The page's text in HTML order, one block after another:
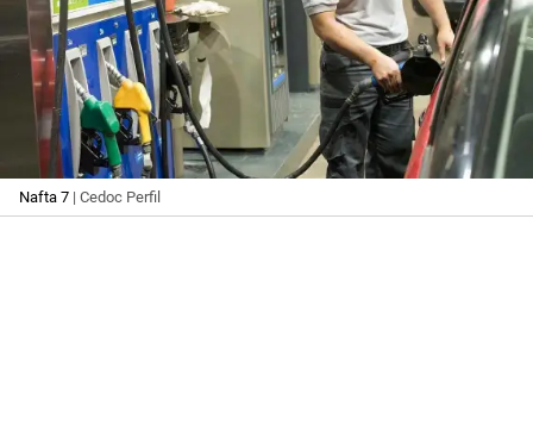
Nafta 7 | Cedoc Perfil